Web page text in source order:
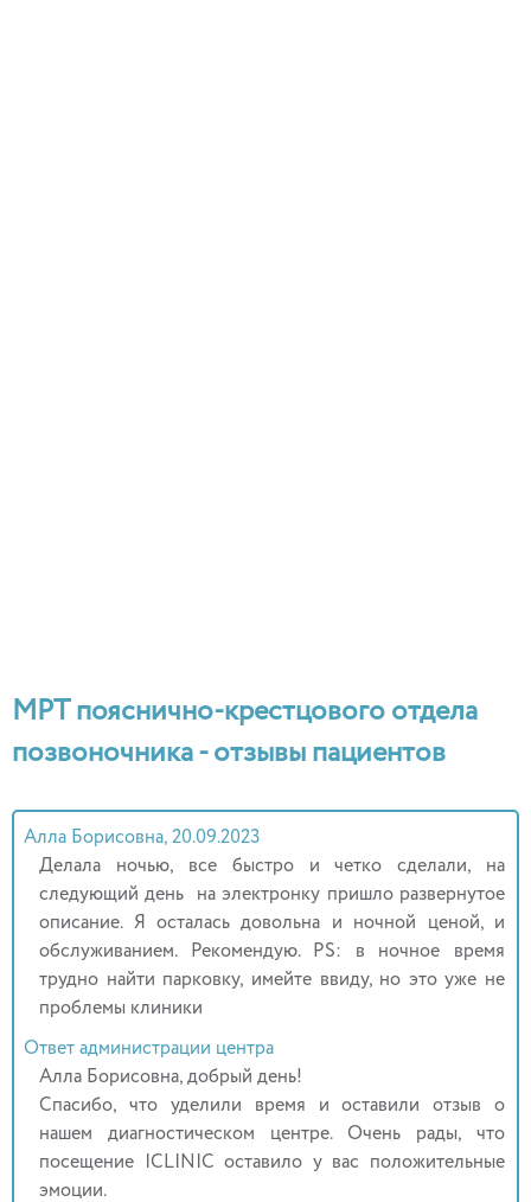
МРТ пояснично-крестцового отдела
позвоночника - отзывы пациентов
Алла Борисовна, 20.09.2023
Делала ночью, все быстро и четко сделали, на
следующий день на электронку пришло развернутое
описание. Я осталась довольна и ночной ценой, и
обслуживанием. Рекомендую. PS: в ночное время
трудно найти парковку, имейте ввиду, но это уже не
проблемы клиники
Ответ администрации центра
Алла Борисовна, добрый день!
Спасибо, что уделили время и оставили отзыв о
нашем диагностическом центре. Очень рады, что
посещение ICLINIC оставило у вас положительные
эмоции.